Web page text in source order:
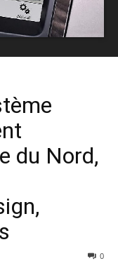
du Nord,
0